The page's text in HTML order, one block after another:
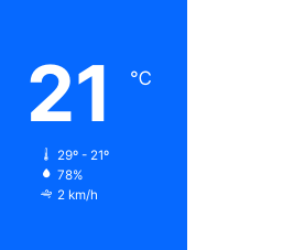
21 ℃
29º - 21º
78%
2 km/h